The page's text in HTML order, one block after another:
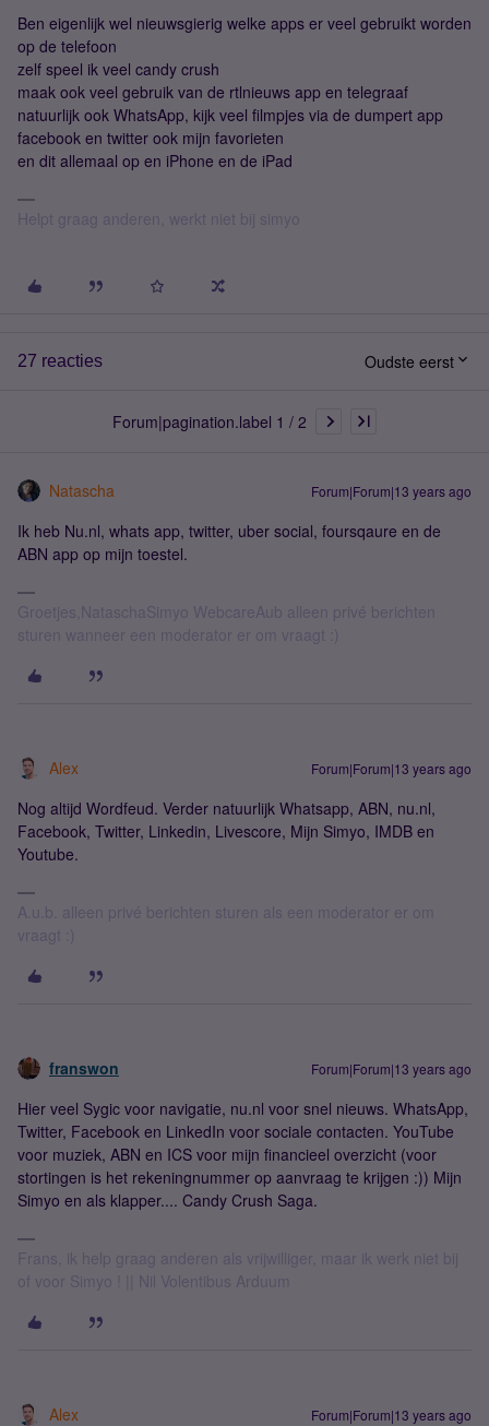
Ben eigenlijk wel nieuwsgierig welke apps er veel gebruikt worden
op de telefoon
zelf speel ik veel candy crush
maak ook veel gebruik van de rtlnieuws app en telegraaf
natuurlijk ook WhatsApp, kijk veel filmpjes via de dumpert app
facebook en twitter ook mijn favorieten
en dit allemaal op en iPhone en de iPad
Helpt graag anderen, werkt niet bij simyo
27 reacties Oudste eerst
Forum|pagination.label 1 / 2
Natascha Forum|Forum|13 years ago
Ik heb Nu.nl, whats app, twitter, uber social, foursqaure en de
ABN app op mijn toestel.
Groetjes,NataschaSimyo WebcareAub alleen privé berichten
sturen wanneer een moderator er om vraagt :)
Alex Forum|Forum|13 years ago
Nog altijd Wordfeud. Verder natuurlijk Whatsapp, ABN, nu.nl,
Facebook, Twitter, Linkedin, Livescore, Mijn Simyo, IMDB en
Youtube.
A.u.b. alleen privé berichten sturen als een moderator er om
vraagt :)
franswon Forum|Forum|13 years ago
Hier veel Sygic voor navigatie, nu.nl voor snel nieuws. WhatsApp,
Twitter, Facebook en LinkedIn voor sociale contacten. YouTube
voor muziek, ABN en ICS voor mijn financieel overzicht (voor
stortingen is het rekeningnummer op aanvraag te krijgen :)) Mijn
Simyo en als klapper.... Candy Crush Saga.
Frans, ik help graag anderen als vrijwilliger, maar ik werk niet bij
of voor Simyo ! || Nil Volentibus Arduum
Alex Forum|Forum|13 years ago